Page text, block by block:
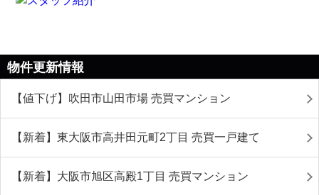
物件更新情報
【値下げ】吹田市山田市場 売買マンション
【新着】東大阪市高井田元町2丁目 売買一戸建て
【新着】大阪市旭区高殿1丁目 売買マンション